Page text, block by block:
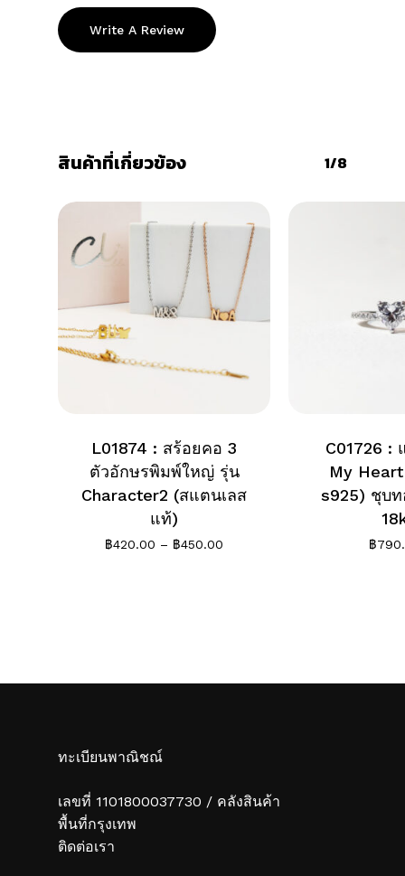
Write A Review
สินค้าที่เกี่ยวข้อง 1/8
L01874 : สร้อยคอ 3
ตัวอักษรพิมพ์ใหญ่ รุ่น
Character2 (สแตนเลส
แท้)
฿420.00 – ฿450.00
C01726 :
My
s925) ชุบท
฿
ทะเบียนพาณิชณ์
เลขที่ 1101800037730 / คลังสินค้า
พื้นที่กรุงเทพ
ติดต่อเรา